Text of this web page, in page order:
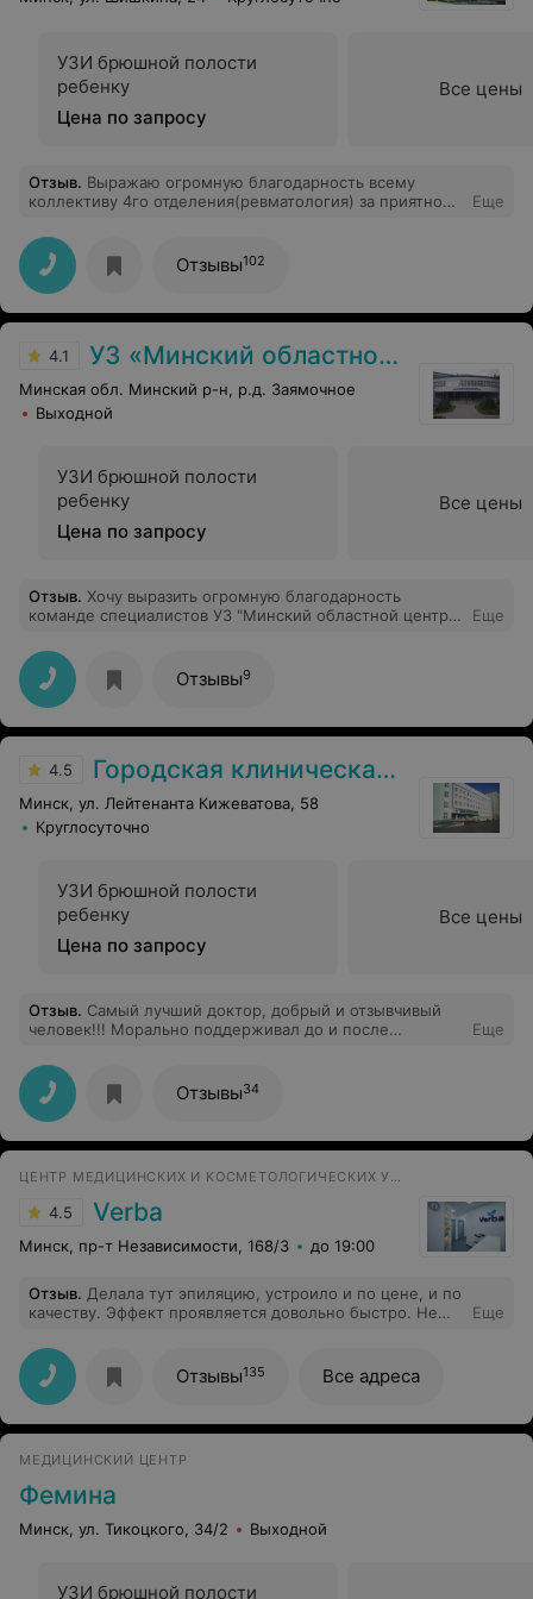
УЗИ брюшной полости
ребенку
Цена по запросу
Все цены
Отзыв. Выражаю огромную благодарность всему
коллективу 4го отделения(ревматология) за приятное
постовым и процедурным мед.сестрам за
качественную работу и отзывчивость.А так же
отдельное спасибо зав.отделением Зарецкой Е.М.за
оказанную нам профессиональную и
квалифицированную помощь!!! Терпеливых Вам и ...не
Еще
Отзывы102
4.1 УЗ «Минский областной центр медицинской реабилитации «Загорье»
Минская обл. Минский р-н, р.д. Заямочное
Выходной
УЗИ брюшной полости
ребенку
Цена по запросу
Все цены
Отзыв. Хочу выразить огромную благодарность
команде специалистов УЗ "Минский областной центр
Васильевне Врачу Анжелике Сергеевне Психологу
Кристине Дмитриевне Реабилитологу Елене Адамовне
Эрготерапевту Ольге Михайловне Спасибо за ваши
добрые сердца! Спасибо за колоссальное терпение и
искреннее желание помочь! Здесь работают
сотруднику!Пусть вы и ваши семьи будут хранимы
Еще
Отзывы9
4.5 Городская клиническая больница скорой медицинской помощи
Минск, ул. Лейтенанта Кижеватова, 58
Круглосуточно
УЗИ брюшной полости
ребенку
Цена по запросу
Все цены
Отзыв. Самый лучший доктор, добрый и отзывчивый
человек!!! Морально поддерживал до и после
огромное спасибо!
Еще
Отзывы34
ЦЕНТР МЕДИЦИНСКИХ И КОСМЕТОЛОГИЧЕСКИХ УСЛУГ
4.5 Verba
Минск, пр-т Независимости, 168/3 до 19:00
Отзыв. Делала тут эпиляцию, устроило и по цене, и по
качеству. Эффект проявляется довольно быстро. Не
очень довольная осталась в итоге.
Еще
Отзывы135 Все адреса
МЕДИЦИНСКИЙ ЦЕНТР
Фемина
Минск, ул. Тикоцкого, 34/2 Выходной
УЗИ брюшной полости